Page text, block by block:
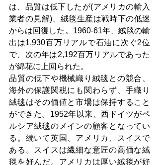
は、品質は低下したが(アメリカの輸入
業者の見解)、絨毯生産は戦時下の低迷
からは回復した。1960-61年、絨毯の輸
出は1,930百万リアルで石油に次ぐ2位
で、次の年は2,192百万リアルであった
が綿花に上回られた。
品質の低下や機械織り絨毯との競合、
海外の保護関税にも関わらず、手織り
絨毯はその価値と市場は保持すること
ができた。1952年以来、西ドイツがペ
ルシア絨毯のメインの顧客となってい
る。続いて英国、アメリカ、スイスで
ある。スイスは繊細な意匠の高価な絨
毯を好んだ。アメリカは厚い絨毯が好